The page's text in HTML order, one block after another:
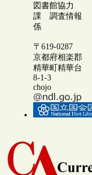
図書館協力
課 調査情報
係
〒619-0287
京都府相楽郡
精華町精華台
8-1-3
chojo